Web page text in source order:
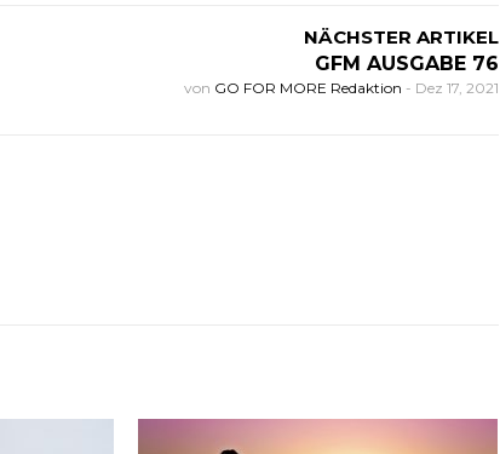
NÄCHSTER ARTIKEL
GFM AUSGABE 76
von GO FOR MORE Redaktion - Dez 17, 2021